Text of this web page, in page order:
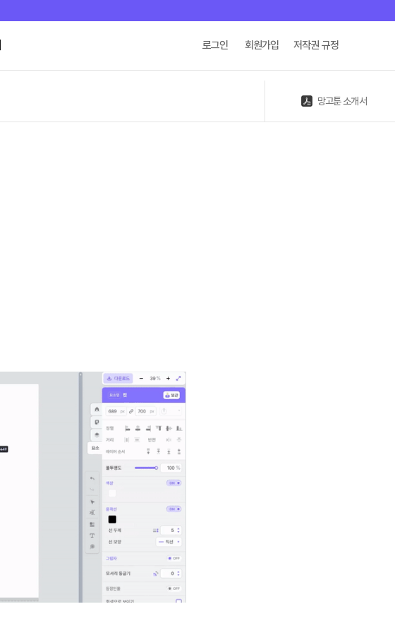
로그인 회원가입 저작권 규정
망고툰 소개서